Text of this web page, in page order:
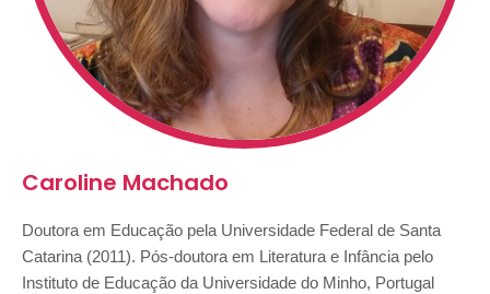
Caroline Machado
Doutora em Educação pela Universidade Federal de Santa
Catarina (2011). Pós-doutora em Literatura e Infância pelo
Instituto de Educação da Universidade do Minho, Portugal